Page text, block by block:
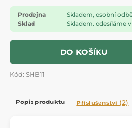
Prodejna
Skladem, osobní
Sklad
Skladem, odesíláme
DO KOŠÍKU
Kód: SHB11
Popis produktu Příslušenství (2)